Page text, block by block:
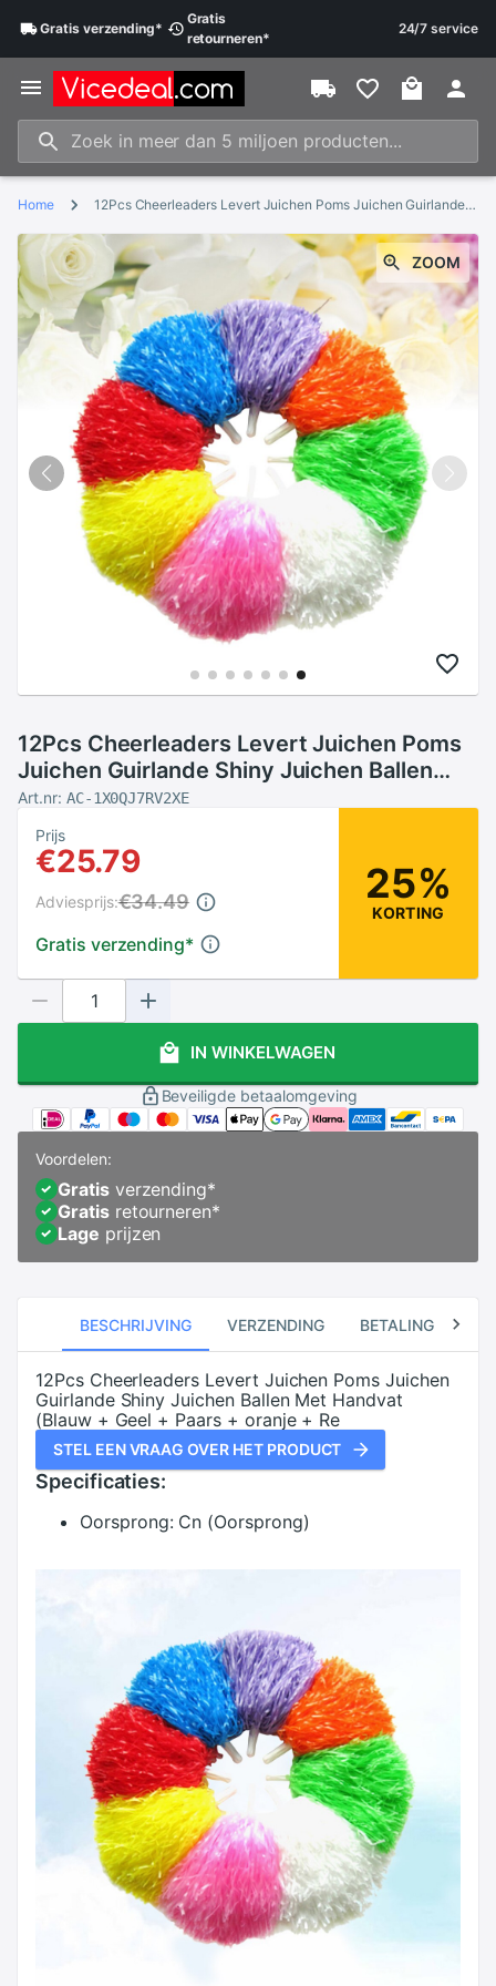
Gratisverzending*
Gratis
retourneren*
24/7 service
Home 12Pcs Cheerleaders Levert Juichen Poms Juichen Guirlande Shiny Juichen Ballen Met Handvat (Blauw + Geel + Paars + oranje + Re
ZOOM
12Pcs Cheerleaders Levert Juichen Poms
Juichen Guirlande Shiny Juichen Ballen
Met Handvat (Blauw + Geel + Paars +
oranje + Re
Art.nr: AC-1X0QJ7RV2XE
Prijs
€25.79
Gratis verzending*
Adviesprijs:€34.49 25%
KORTING
IN WINKELWAGEN
Beveiligde betaalomgeving
Voordelen:
Gratisverzending*
Gratisretourneren*
Lage prijzen
BESCHRIJVING VERZENDING BETALING
12Pcs Cheerleaders Levert Juichen Poms Juichen
Guirlande Shiny Juichen Ballen Met Handvat
(Blauw + Geel + Paars + oranje + Re
STEL EEN VRAAG OVER HET PRODUCT
Specificaties:
Oorsprong: Cn (Oorsprong)